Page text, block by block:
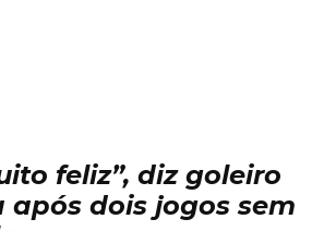
feliz”, diz goleiro
após dois jogos sem